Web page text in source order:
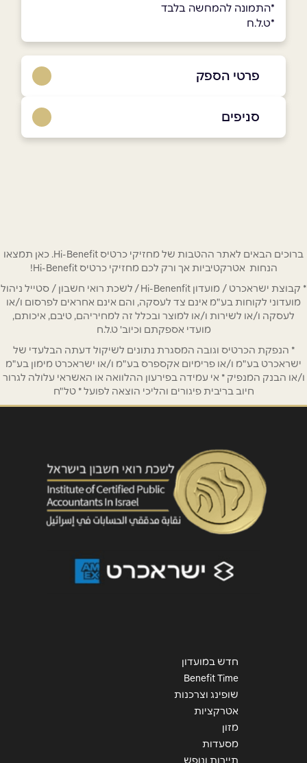
*התמונה להמחשה בלבד
*ט.ל.ח
פרטי הספק
באינסטגרם
טלפון*
אימייל *
אנא חזרו אלי בקשר ל...
הודעה *
שליחה
סניפים
ברוכים הבאים לאתר ההטבות של מחזיקי כרטיס Hi-Benefit. כאן תמצאו
הנחות אטרקטיביות אך ורק לכם מחזיקי כרטיס Hi-Benefit!
* קבוצת ישראכרט / מועדון Hi-Benenfit / לשכת רואי חשבון / סטייל ניהול
מועדוני לקוחות בע"מ אינם צד לעסקה, והם אינם אחראים לפרסום ו/או
לעסקה ו/או לשירות ו/או למוצר ובכלל זה למחיריהם, טיבם, איכותם,
מועדי אספקתם וכיוב' ט.ל.ח
* הנפקת הכרטיס וגובה המסגרת נתונים לשיקול דעתה הבלעדי של
ישראכרט בע"מ ו/או פרימיום אקספרס בע"מ ו/או ישראכרט מימון בע"מ
ו/או הבנק המנפיק * אי עמידה בפירעון ההלוואה או האשראי עלולה לגרור
חיוב בריבית פיגורים והליכי הוצאה לפועל * טל"ח
חדש במועדון
Benefit Time
שופינג וצרכנות
אטרקציות
מזון
מסעדות
תיירות ונופש